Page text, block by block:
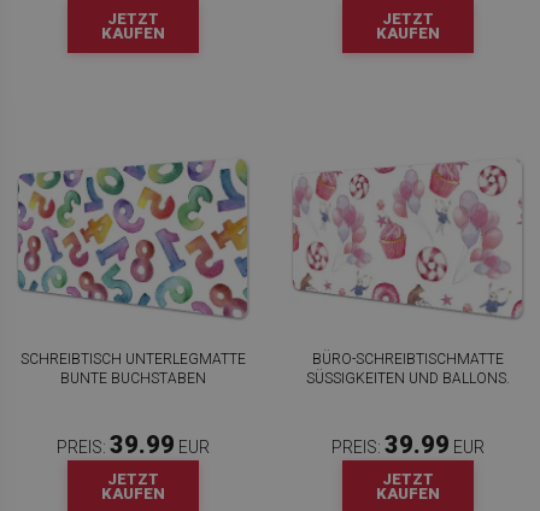
JETZT
KAUFEN
JETZT
KAUFEN
SCHREIBTISCH UNTERLEGMATTE
BUNTE BUCHSTABEN
PREIS: 39.99 EUR
JETZT
KAUFEN
BÜRO-SCHREIBTISCHMATTE
SÜSSIGKEITEN UND BALLONS.
PREIS: 39.99 EUR
JETZT
KAUFEN